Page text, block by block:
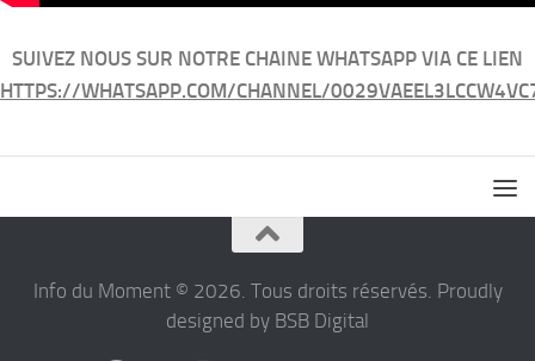
SUIVEZ NOUS SUR NOTRE CHAINE WHATSAPP VIA CE LIEN
HTTPS://WHATSAPP.COM/CHANNEL/
Info du Moment © 2026. Tous droits réservés. Proudly
designed by BSB Digital